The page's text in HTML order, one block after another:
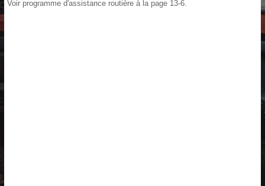
Voir programme d'assistance routière à la page 13-6.